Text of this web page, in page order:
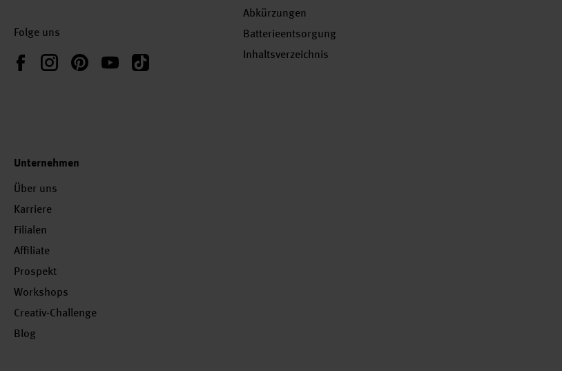
Folge uns
FacebookInstagramPinterestYouTubeTikTok
Abkürzungen
Batterieentsorgung
Inhaltsverzeichnis
Unternehmen
Über uns
Karriere
Filialen
Affiliate
Prospekt
Workshops
Creativ-Challenge
Blog